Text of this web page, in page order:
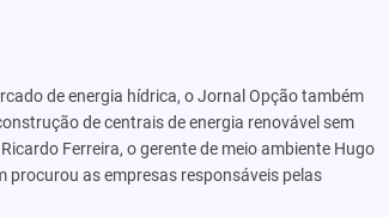
de energia hídrica, o Jornal Opção também
de centrais de energia renovável sem
Ferreira, o gerente de meio ambiente Hugo
procurou as empresas responsáveis pelas